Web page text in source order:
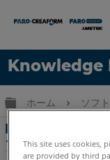
Knowledge
言語
ヘルプ サ
グローバル階
ホーム ソフ
BuildIT
ライメントへの
This site uses cookies,
are provided by third